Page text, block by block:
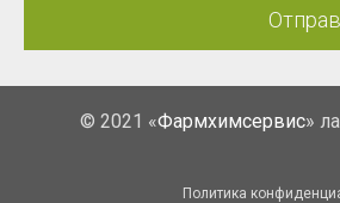
© 2021 «Фармхимсервис»
Политика